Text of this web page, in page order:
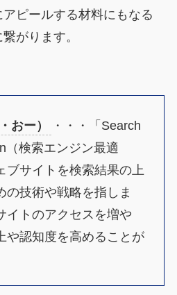
ピールする材料にもなる
がります。
おー）
・・・「Search
（検索エンジン最適
ブサイトを検索結果の上
の技術や戦略を指しま
イトのアクセスを増や
や認知度を高めることが